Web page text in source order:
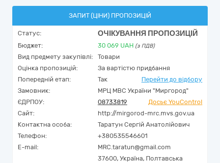
ЗАПИТ (ЦІНИ) ПРОПОЗИЦІЙ
Статус: ОЧІКУВАННЯ ПРОПОЗИЦІЙ
Бюджет: 30 069 UAH (з ПДВ)
Вид предмету закупівлі:
Товари
Оцінка пропозицій:
За вартістю придбання
Попередній етап:
Так
Перейти до відбору
Замовник:
МРЦ МВС України "Миргород"
ЄДРПОУ:
08733819
Досьє YouControl
Сайт:
http://mirgorod-mrc.mvs.gov.ua
Контактна особа:
Таратун Сергій Анатолійович
Телефон:
+380535546601
E-mail:
MRC.taratun@gmail.com
37600, Україна, Полтавська